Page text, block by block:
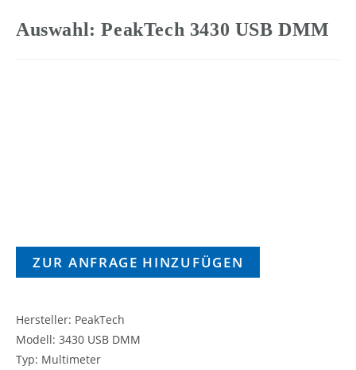
Auswahl: PeakTech 3430 USB DMM
ZUR ANFRAGE HINZUFÜGEN
Hersteller: PeakTech
Modell: 3430 USB DMM
Typ: Multimeter